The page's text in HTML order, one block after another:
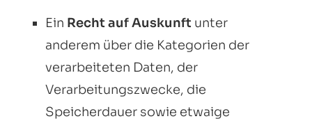
Ein Recht auf Auskunft unter
anderem über die Kategorien der
verarbeiteten Daten, der
Verarbeitungszwecke, die
Speicherdauer sowie etwaige